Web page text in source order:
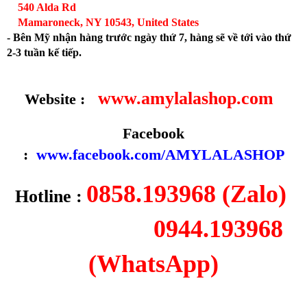
540 Alda Rd
Mamaroneck, NY 10543, United States
- Bên Mỹ nhận hàng trước ngày thứ 7, hàng sẽ về tới vào thứ
2-3 tuần kế tiếp.
Website : www.amylalashop.com
Facebook
: www.facebook.com/AMYLALASHOP
Hotline : 0858.193968 (Zalo)
0944.193968
(WhatsApp)